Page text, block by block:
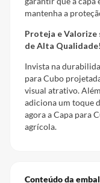
mantenha a
Proteja e Valorize
de Alta Qualidade!
Invista na
para Cubo
visual atrativo.
adiciona um toque
agora a Capa para
agrícola.
Conteúdo da